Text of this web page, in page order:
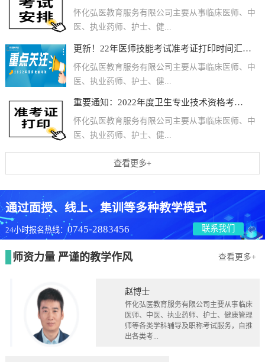
怀化弘医教育服务有限公司主要从事临床医师、中
医、执业药师、护士、健...
更新！22年医师技能考试准考证打印时间汇总及各地防疫要求
怀化弘医教育服务有限公司主要从事临床医师、中
医、执业药师、护士、健...
重要通知：2022年度卫生专业技术资格考试和护士执业资格考试准考证打印提醒
怀化弘医教育服务有限公司主要从事临床医师、中
医、执业药师、护士、健...
查看更多+
通过面授、线上、集训等多种教学模式
24小时报名热线：0745-2883456 联系我们
师资力量 严谨的教学作风 查看更多+
赵博士
怀化弘医教育服务有限公司主要从事临床
医师、中医、执业药师、护士、健康管理
师等各类学科辅导及职称考试服务，自推
出各类考...